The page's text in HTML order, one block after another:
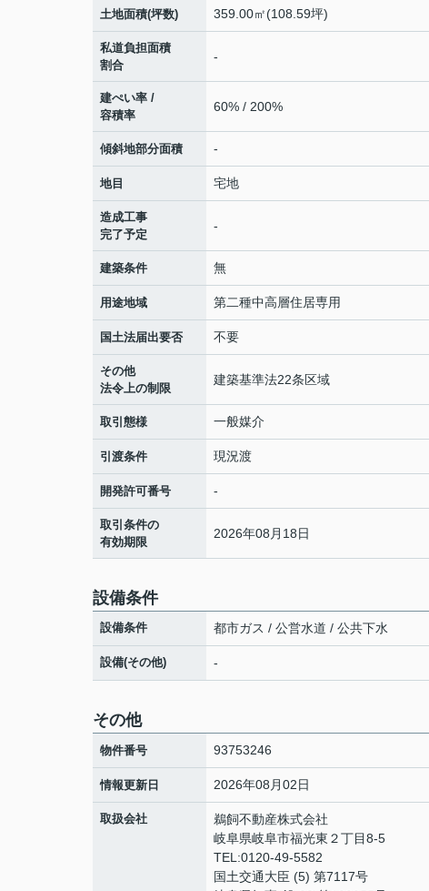
土地面積(坪数) 359.00㎡(108.59坪)
私道負担面積
割合
-
建ぺい率 /
容積率
60% / 200%
傾斜地部分面積 -
地目 宅地
造成工事
完了予定
-
建築条件 無
用途地域 第二種中高層住居専用
国土法届出要否 不要
その他
法令上の制限
建築基準法22条区域
取引態様 一般媒介
引渡条件 現況渡
開発許可番号 -
取引条件の
有効期限
2026年08月18日
設備条件
設備条件 都市ガス / 公営水道 / 公共下水
設備(その他) -
その他
物件番号 93753246
情報更新日 2026年08月02日
取扱会社
鵜飼不動産株式会社
岐阜県岐阜市福光東２丁目8-5
TEL:0120-49-5582
国土交通大臣 (5) 第7117号